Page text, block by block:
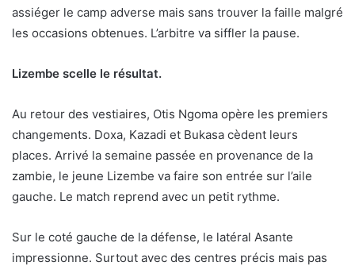
assiéger le camp adverse mais sans trouver la faille malgré
les occasions obtenues. L’arbitre va siffler la pause.
Lizembe scelle le résultat.
Au retour des vestiaires, Otis Ngoma opère les premiers
changements. Doxa, Kazadi et Bukasa cèdent leurs
places. Arrivé la semaine passée en provenance de la
zambie, le jeune Lizembe va faire son entrée sur l’aile
gauche. Le match reprend avec un petit rythme.
Sur le coté gauche de la défense, le latéral Asante
impressionne. Surtout avec des centres précis mais pas